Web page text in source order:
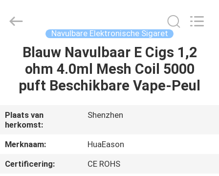
HUIS
PRODUCTEN
VIDEO'S
ONGEVEER
ONS
Navulbare Elektronische Sigaret
Blauw Navulbaar E Cigs 1,2
ohm 4.0ml Mesh Coil 5000
puft Beschikbare Vape-Peul
Plaats van
herkomst:
Shenzhen
Merknaam:
HuaEason
Certificering:
CE ROHS